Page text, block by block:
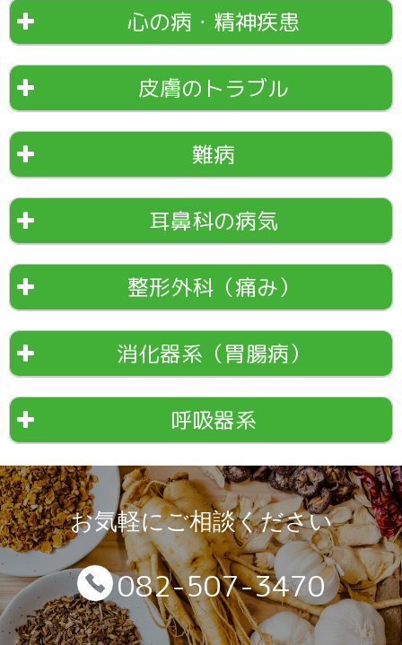
心の病・精神疾患
皮膚のトラブル
難病
耳鼻科の病気
整形外科（痛み）
消化器系（胃腸病）
呼吸器系
お気軽にご相談ください
082-507-3470